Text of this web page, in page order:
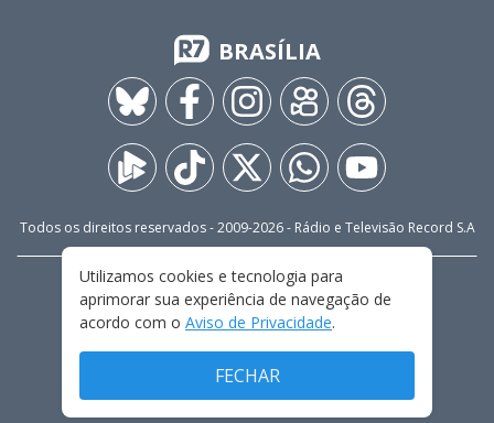
BRASÍLIA
Todos os direitos reservados - 2009-2026- Rádio e Televisão Record S.A
FALE CONOSCO
PRIVACIDADE
TERMOS E CONDIÇÕES DE USO
Utilizamos cookies e tecnologia para
aprimorar sua experiência de navegação de
acordo com o Aviso de Privacidade.
FECHAR